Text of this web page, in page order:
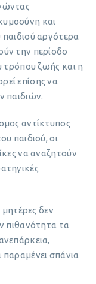
και
αργότερα
την περίοδο
τρόπου ζωής και η
επίσης να
παιδιών.
αντίκτυπος
παιδιού, οι
να αναζητούν
μητέρες δεν
πιθανότητα τα
σπάνια